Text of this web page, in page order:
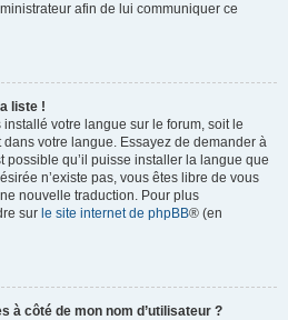
afin de lui communiquer ce
liste !
votre langue sur le forum, soit le
dans votre langue. Essayez de demander à
possible qu’il puisse installer la langue que
n’existe pas, vous êtes libre de vous
nouvelle traduction. Pour plus
sur le site internet de phpBB® (en
à côté de mon nom d’utilisateur ?